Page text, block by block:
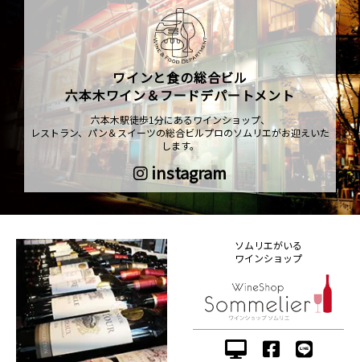
ワインと食の総合ビル
六本木ワイン＆フードデパートメント
六本木駅徒歩1分にあるワインショップ、
レストラン、パン＆スイーツの総合ビルプロのソムリエがお迎えいた
します。
instagram
ソムリエがいる
ワインショップ